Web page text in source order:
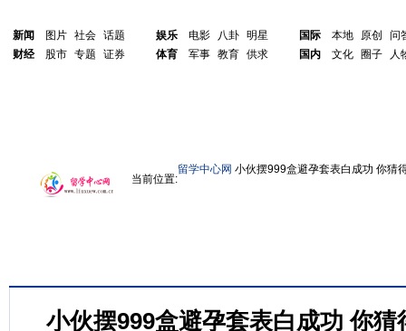
新闻 图片 社会 话题
财经
股市 专题 证券
娱乐 电影 八卦 明星
体育
军事 教育 供求
国际 本地 原创
问
国内
文化 圈子 人
当前位置:
留学中心网 小伙摆999盒避孕套表白成功 你猜
小伙摆999盒避孕套表白成功 你猜